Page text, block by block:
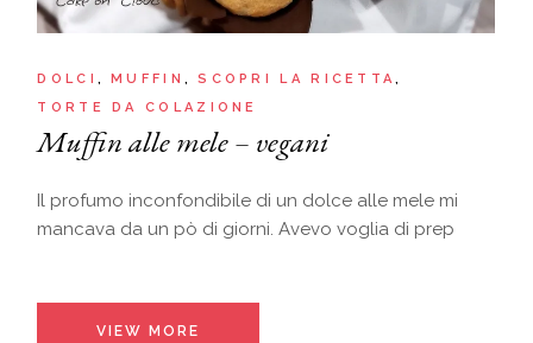
DOLCI MUFFIN
SCOPRI LA RICETTA
TORTE DA COLAZIONE
Muffin alle mele – vegani
Il profumo inconfondibile di un dolce alle mele mi
mancava da un pò di giorni. Avevo voglia di prep
VIEW MORE